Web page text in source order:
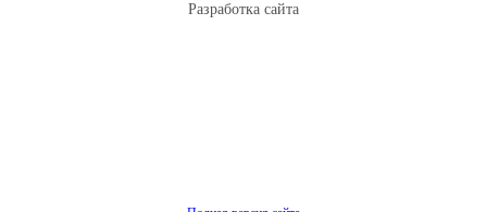
Разработка сайта